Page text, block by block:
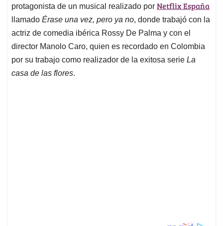
protagonista de un musical realizado por Netflix España
llamado Érase una vez, pero ya no, donde trabajó con la
actriz de comedia ibérica Rossy De Palma y con el
director Manolo Caro, quien es recordado en Colombia
por su trabajo como realizador de la exitosa serie La
casa de las flores.